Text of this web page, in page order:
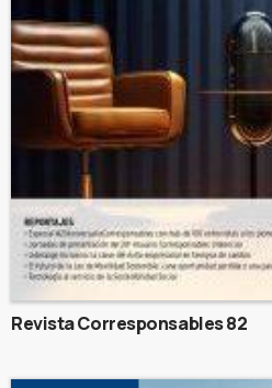
Revista Corresponsables 82